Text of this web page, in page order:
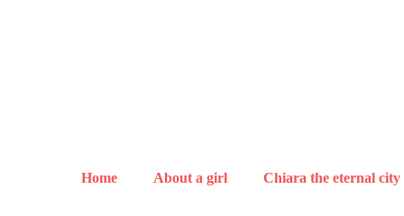
Home About a girl Chiara the eternal city